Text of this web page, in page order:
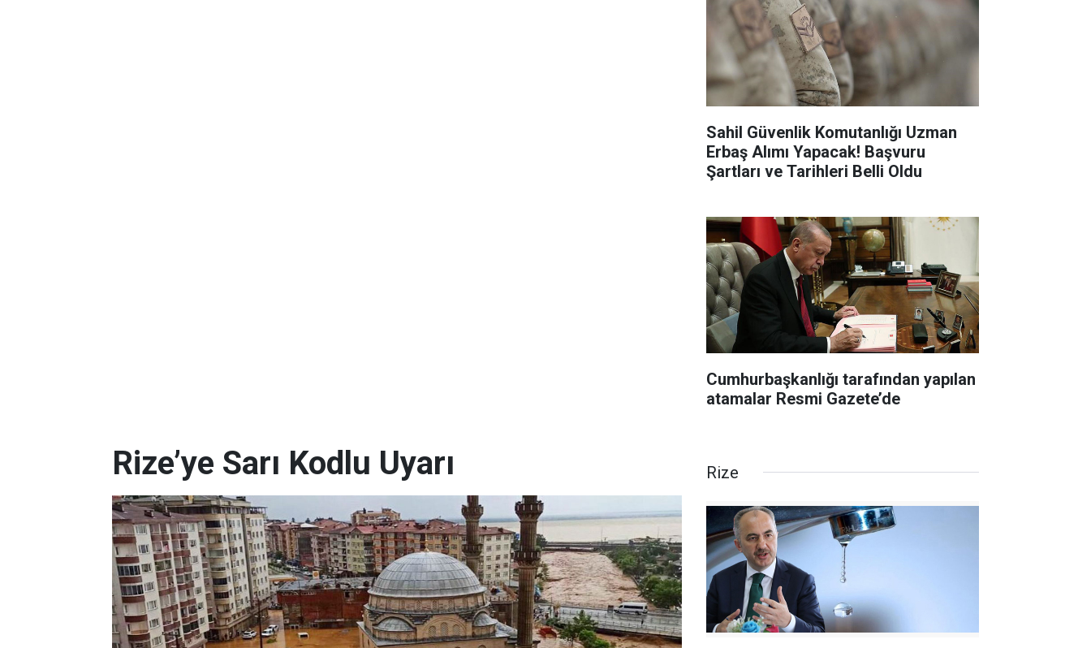
Sahil Güvenlik Komutanlığı Uzman
Erbaş Alımı Yapacak! Başvuru
Şartları ve Tarihleri Belli Oldu
Cumhurbaşkanlığı tarafından yapılan
atamalar Resmi Gazete’de
Rize’ye Sarı Kodlu Uyarı Rize